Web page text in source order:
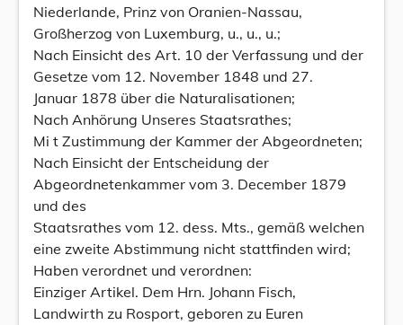
Niederlande, Prinz von Oranien-Nassau,
Großherzog von Luxemburg, u., u., u.;
Nach Einsicht des Art. 10 der Verfassung und der
Gesetze vom 12. November 1848 und 27.
Januar 1878 über die Naturalisationen;
Nach Anhörung Unseres Staatsrathes;
Mi t Zustimmung der Kammer der Abgeordneten;
Nach Einsicht der Entscheidung der
Abgeordnetenkammer vom 3. December 1879
und des
Staatsrathes vom 12. dess. Mts., gemäß welchen
eine zweite Abstimmung nicht stattfinden wird;
Haben verordnet und verordnen:
Einziger Artikel. Dem Hrn. Johann Fisch,
Landwirth zu Rosport, geboren zu Euren